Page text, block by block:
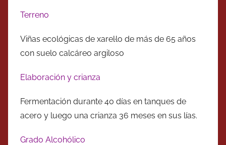
Terreno
Viñas ecológicas de xarel·lo de más de 65 años
con suelo calcáreo argiloso
Elaboración y crianza
Fermentación durante 40 días en tanques de
acero y luego una crianza 36 meses en sus lías.
Grado Alcohólico